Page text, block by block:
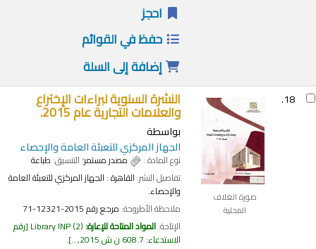
احجز
حفظ في القوائم
إضافة إلى السلة
18.
صورة الغلاف
المحلية
النشرة السنوية لبراءات الإختراع
والعلامات التجارية عام 2015.
بواسطة
الجهاز المركزي للتعبئة العامة والإحصاء
نوع المادة : مصدر مستمر؛ التنسيق:طباعة
تفاصيل النشر:القاهرة :الجهاز المركزي للتعبئة العامة
والإحصاء.
ملاحظة الأطروحة:مرجع رقم 2015-12321-71
الإتاحة:المواد المتاحة للإعارة: Library INP(2)
رقم
الاستدعاء:608.7 ن ش 2015, .. .